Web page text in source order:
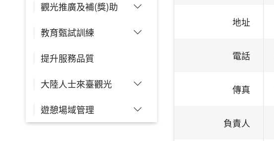
觀光推廣及補(獎)助
教育甄試訓練
提升服務品質
大陸人士來臺觀光
遊憩場域管理
地址
電話
傳真
負責人